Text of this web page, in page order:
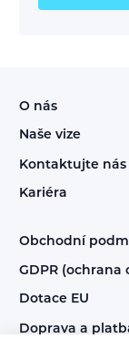
O nás
Naše vize
Kontaktujte nás
Kariéra
Obchodní
GDPR (ochrana
Dotace EU
Doprava a